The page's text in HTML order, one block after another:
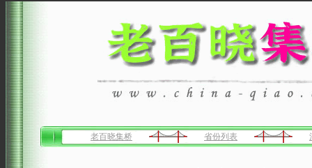
老百晓集桥 省份列表